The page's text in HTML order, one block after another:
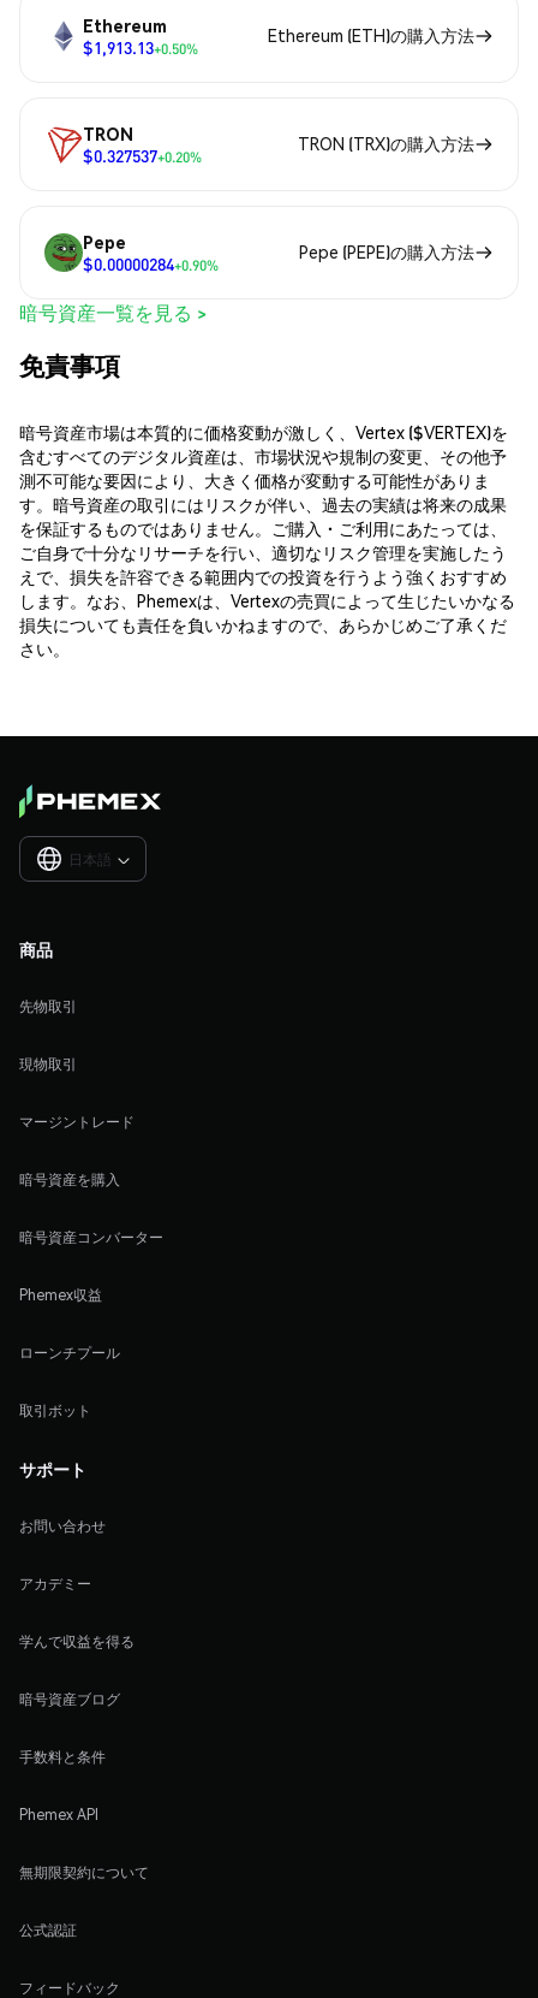
Ethereum
$1,913.13+0.50%
Ethereum (ETH)の購入方法
TRON
$0.327537+0.20%
TRON (TRX)の購入方法
Pepe
$0.00000284+0.90%
Pepe (PEPE)の購入方法
暗号資産一覧を見る >
免責事項
暗号資産市場は本質的に価格変動が激しく、Vertex ($VERTEX)を
含むすべてのデジタル資産は、市場状況や規制の変更、その他予
測不可能な要因により、大きく価格が変動する可能性がありま
す。暗号資産の取引にはリスクが伴い、過去の実績は将来の成果
を保証するものではありません。ご購入・ご利用にあたっては、
ご自身で十分なリサーチを行い、適切なリスク管理を実施したう
えで、損失を許容できる範囲内での投資を行うよう強くおすすめ
します。なお、Phemexは、Vertexの売買によって生じたいかなる
損失についても責任を負いかねますので、あらかじめご了承くだ
さい。
日本語 
商品
先物取引
現物取引
マージントレード
暗号資産を購入
暗号資産コンバーター
Phemex収益
ローンチプール
取引ボット
サポート
お問い合わせ
アカデミー
学んで収益を得る
暗号資産ブログ
手数料と条件
Phemex API
無期限契約について
公式認証
フィードバック